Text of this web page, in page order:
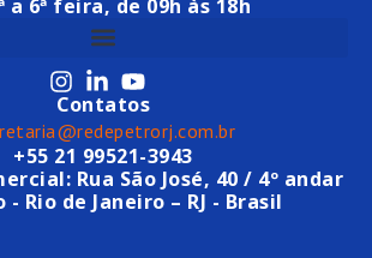
a 6ª feira, de 09h às 18h
Contatos
+55 21 99521-3943
Rua São José, 40 / 4º andar
- Rio de Janeiro – RJ - Brasil